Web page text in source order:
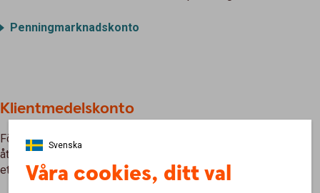
Penningmarknadskonto
Klientmedelskonto
Förvaltare är skyldiga att ha kunderna/klienternas pengar
åtskilda från företagets egna medel. Det löser du med hjälp av
ett Klientmedelskonto.
Svenska
Våra cookies, ditt val